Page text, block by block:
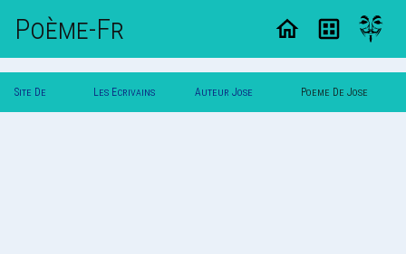
Poème-Fr
Site De Les Ecrivains Auteur Jose Poeme De Jose